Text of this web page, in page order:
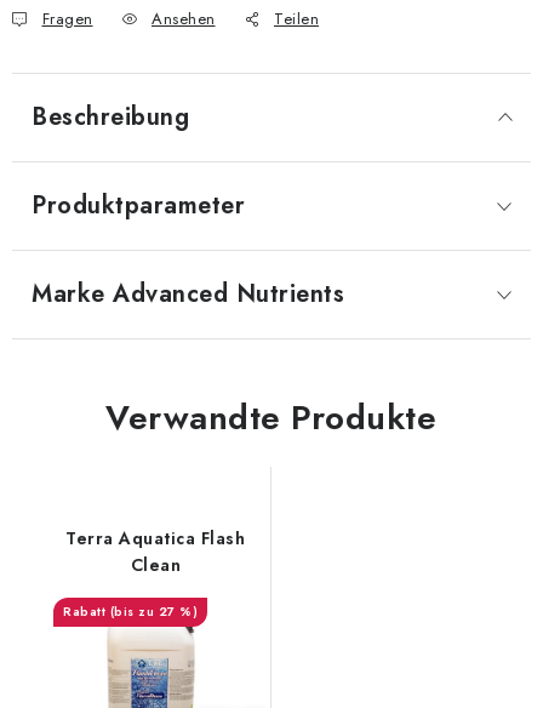
Fragen Ansehen Teilen
Beschreibung
Produktparameter
Marke Advanced Nutrients
Verwandte Produkte
Terra Aquatica Flash
Clean
(bis zu 27 %)